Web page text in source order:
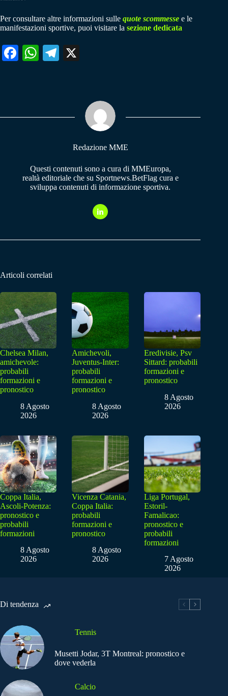
Per consultare altre informazioni sulle quote scommesse e le
manifestazioni sportive, puoi visitare la sezione dedicata
Fa W
pp
Te
m
Redazione MME
Questi contenuti sono a cura di MMEuropa,
realtà editoriale che su Sportnews.BetFlag cura e
sviluppa contenuti di informazione sportiva.
Articoli correlati
Chelsea Milan,
amichevole:
probabili
formazioni e
pronostico
8 Agosto
2026
Amichevoli,
Juventus-Inter:
probabili
formazioni e
pronostico
8 Agosto
2026
Eredivisie, Psv
Sittard: probabili
formazioni e
pronostico
8 Agosto
2026
Coppa Italia,
Ascoli-Potenza:
pronostico e
probabili
formazioni
8 Agosto
2026
Vicenza Catania,
Coppa Italia:
probabili
formazioni e
pronostico
8 Agosto
2026
Liga Portugal,
Estoril-
Famalicao:
pronostico e
probabili
formazioni
7 Agosto
2026
Di tendenza
Tennis
Musetti Jodar, 3T Montreal: pronostico e
dove vederla
Calcio